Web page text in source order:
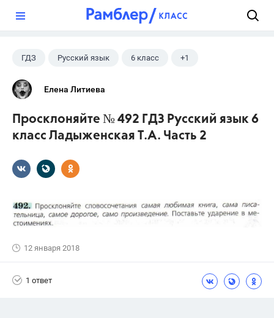
ГДЗ Русский язык 6 класс +1
Ладыженская Т.А.
Елена Литиева
Просклоняйте № 492 ГДЗ Русский язык 6
класс Ладыженская Т.А. Часть 2
12 января 2018
1 ответ